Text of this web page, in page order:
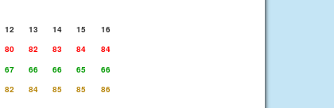
12 13 14 15
16
80 82 83 84
84
67 66 66 65
66
82 84 85 85
86